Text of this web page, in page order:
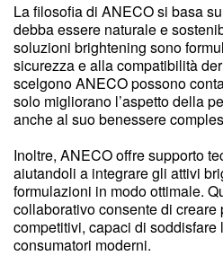
La filosofia di ANECO si basa
debba essere naturale e
soluzioni brightening sono
sicurezza e alla compatibilità
scelgono ANECO possono
solo migliorano l’aspetto della
anche al suo benessere
Inoltre, ANECO offre supporto
aiutandoli a integrare gli attivi
formulazioni in modo ottimale.
collaborativo consente di creare
competitivi, capaci di soddisfare
consumatori moderni.